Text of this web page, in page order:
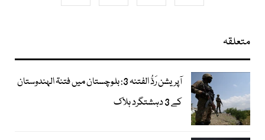
متعلقہ
آپریشن رَدُّ الفتنہ 3: بلوچستان میں فتنۃ الہندوستان
کے 3 دہشتگرد ہلاک